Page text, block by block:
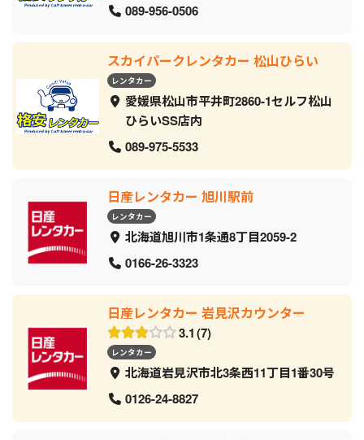
089-956-0506
スカイパークレンタカー 松山ひらい
レンタカー
愛媛県松山市平井町2860-1セルフ松山
ひらいSS店内
089-975-5533
日産レンタカー 旭川駅前
レンタカー
北海道旭川市1条通8丁目2059‐2
0166-26-3323
日産レンタカー 岩見沢カウンター
3.1 7
レンタカー
北海道岩見沢市北3条西11丁目1番30号
0126-24-8827